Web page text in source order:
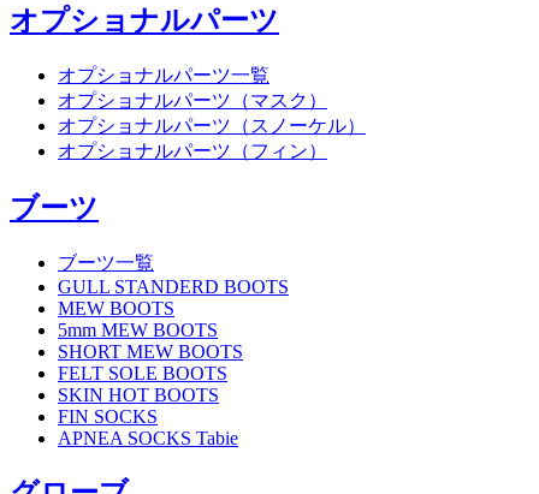
オプショナルパーツ
オプショナルパーツ一覧
オプショナルパーツ（マスク）
オプショナルパーツ（スノーケル）
オプショナルパーツ（フィン）
ブーツ
ブーツ一覧
GULL STANDERD BOOTS
MEW BOOTS
5mm MEW BOOTS
SHORT MEW BOOTS
FELT SOLE BOOTS
SKIN HOT BOOTS
FIN SOCKS
APNEA SOCKS Tabie